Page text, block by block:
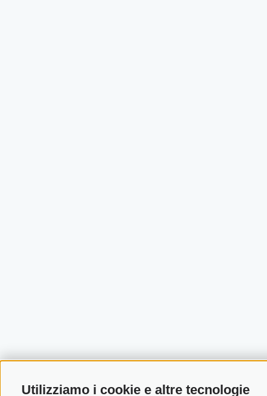
Utilizziamo i cookie e altre tecnologie